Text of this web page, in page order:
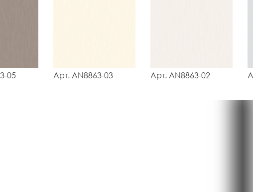
05 Арт. AN8863-03 Арт. AN8863-02